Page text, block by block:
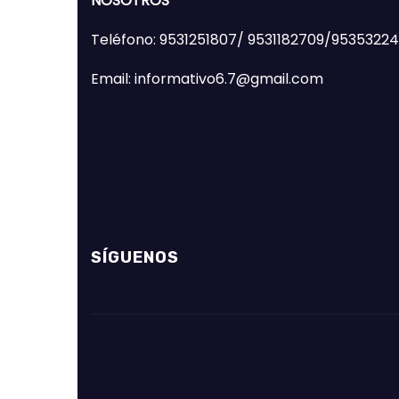
Teléfono: 9531251807/ 9531182709/
Email: informativo6.7@gmail.com
SÍGUENOS